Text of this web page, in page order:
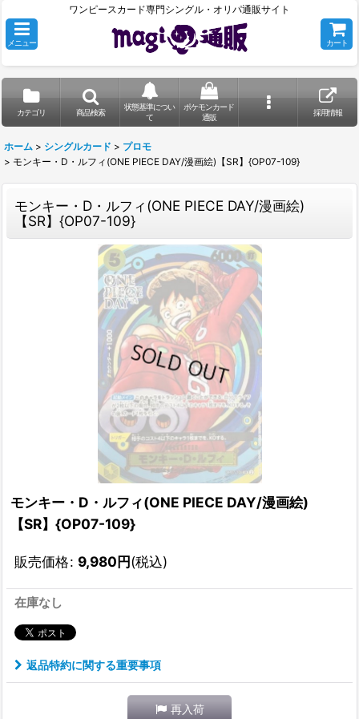
ワンピースカード専門シングル・オリパ通販サイト
メニュー カート
カテゴリ 商品検索
状態基準につい
て
ポケモンカード
通販
採用情報
ホーム > シングルカード > プロモ
> モンキー・D・ルフィ(ONE PIECE DAY/漫画絵)【SR】{OP07-109}
モンキー・D・ルフィ(ONE PIECE DAY/漫画絵)
【SR】{OP07-109}
モンキー・D・ルフィ(ONE PIECE DAY/漫画絵)
【SR】{OP07-109}
販売価格: 9,980円(税込)
在庫なし
返品特約に関する重要事項
再入荷